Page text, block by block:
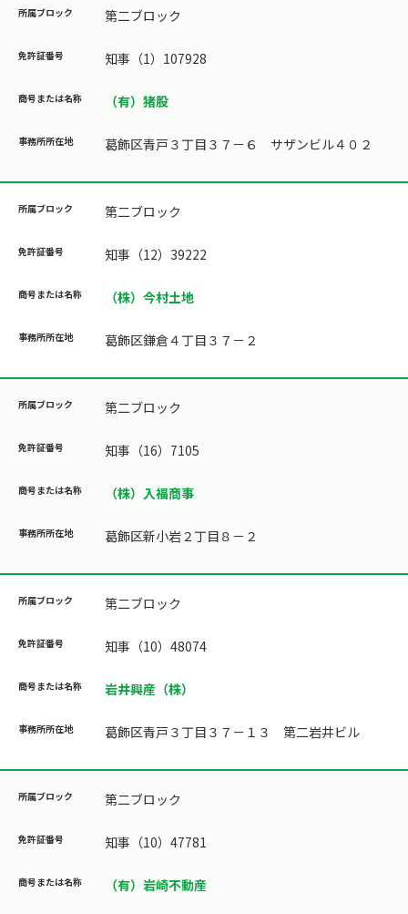
第二ブロック
知事（1）107928
（有）猪股
葛飾区青戸３丁目３７－６ サザンビル４０２
第二ブロック
知事（12）39222
（株）今村土地
葛飾区鎌倉４丁目３７－２
第二ブロック
知事（16）7105
（株）入福商事
葛飾区新小岩２丁目８－２
第二ブロック
知事（10）48074
岩井興産（株）
葛飾区青戸３丁目３７－１３ 第二岩井ビル
第二ブロック
知事（10）47781
（有）岩崎不動産